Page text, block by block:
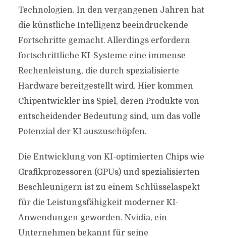
Technologien. In den vergangenen Jahren hat
die künstliche Intelligenz beeindruckende
Fortschritte gemacht. Allerdings erfordern
fortschrittliche KI-Systeme eine immense
Rechenleistung, die durch spezialisierte
Hardware bereitgestellt wird. Hier kommen
Chipentwickler ins Spiel, deren Produkte von
entscheidender Bedeutung sind, um das volle
Potenzial der KI auszuschöpfen.
Die Entwicklung von KI-optimierten Chips wie
Grafikprozessoren (GPUs) und spezialisierten
Beschleunigern ist zu einem Schlüsselaspekt
für die Leistungsfähigkeit moderner KI-
Anwendungen geworden. Nvidia, ein
Unternehmen bekannt für seine